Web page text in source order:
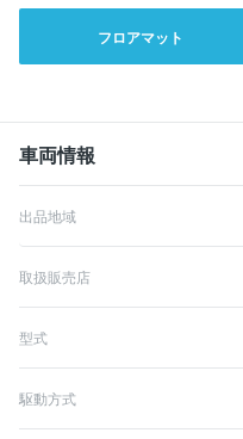
フロアマット
車両情報
出品地域
取扱販売店
型式
駆動方式